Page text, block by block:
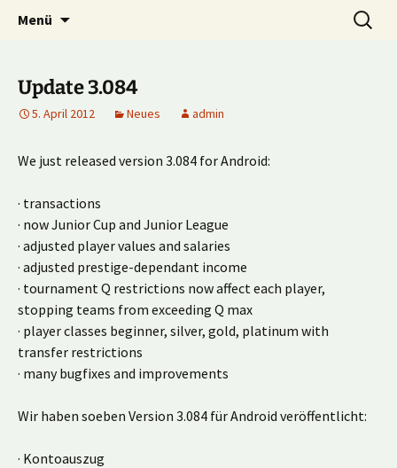
Kick it out!
Multiplayer Football Manager
Menü
Suche
nach:
Update 3.084
5. April 2012 Neues admin
We just released version 3.084 for Android:
· transactions
· now Junior Cup and Junior League
· adjusted player values and salaries
· adjusted prestige-dependant income
· tournament Q restrictions now affect each player,
stopping teams from exceeding Q max
· player classes beginner, silver, gold, platinum with
transfer restrictions
· many bugfixes and improvements
Wir haben soeben Version 3.084 für Android veröffentlicht:
· Kontoauszug